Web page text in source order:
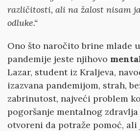
različitosti, ali na žalost nisam
odluke.“
Ono što naročito brine mlade
pandemije jeste njihovo
Lazar, student iz Kraljeva,
izazvana pandemijom, strah,
zabrinutost, najveći problem
pogoršanje mentalnog
otvoreni da potraže pomoć, ali